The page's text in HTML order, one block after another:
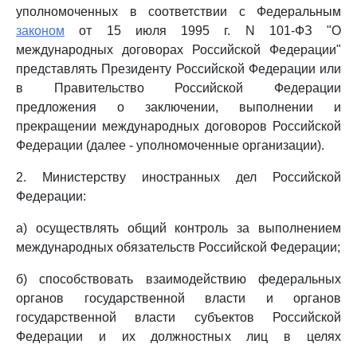
уполномоченных в соответствии с Федеральным
законом от 15 июля 1995 г. N 101-ФЗ "О
международных договорах Российской Федерации"
представлять Президенту Российской Федерации или
в Правительство Российской Федерации
предложения о заключении, выполнении и
прекращении международных договоров Российской
Федерации (далее - уполномоченные организации).
2. Министерству иностранных дел Российской
Федерации:
а) осуществлять общий контроль за выполнением
международных обязательств Российской Федерации;
б) способствовать взаимодействию федеральных
органов государственной власти и органов
государственной власти субъектов Российской
Федерации и их должностных лиц в целях